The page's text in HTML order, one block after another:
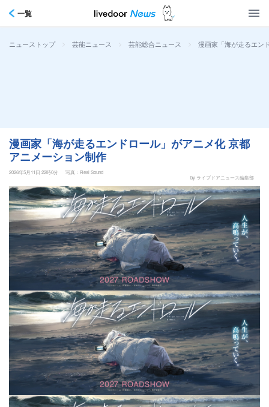
一覧
ニューストップ > 芸能ニュース > 芸能総合ニュース > 漫画家「海が走るエン
漫画家「海が走るエンドロール」がアニメ化 京都
アニメーション制作
2026年5月11日 22時0分
写真：Real Sound
by ライブドアニュース編集部